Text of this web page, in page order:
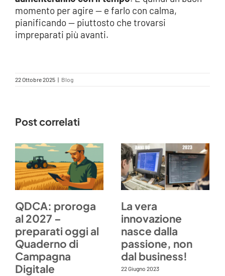
momento per agire — e farlo con calma,
pianificando — piuttosto che trovarsi
impreparati più avanti.
22 Ottobre 2025 | Blog
Post correlati
QDCA: proroga
al 2027 –
preparati oggi al
Quaderno di
Campagna
Digitale
La vera
innovazione
nasce dalla
passione, non
dal business!
22 Giugno 2023